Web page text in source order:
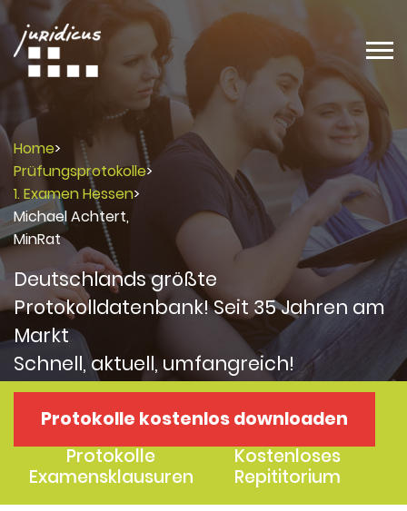
Home>
Prüfungsprotokolle>
1. Examen Hessen>
Michael Achtert,
MinRat
Deutschlands größte
Protokolldatenbank! Seit 35 Jahren am
Markt
Schnell, aktuell, umfangreich!
Protokolle kostenlos downloaden
1. Examen
2. Examen
Protokolle
Examensklausuren
Kostenloses
Repititorium